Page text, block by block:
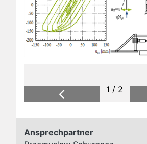
1 / 2
Previous
Ansprechpartner